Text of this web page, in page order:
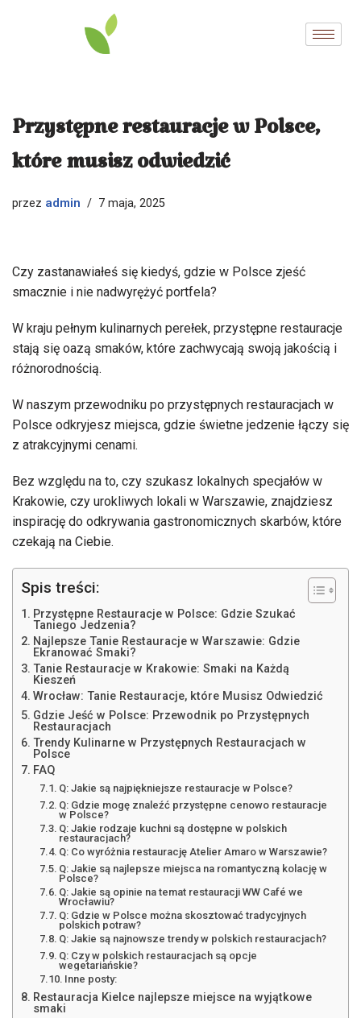
Przystępne restauracje w Polsce,
które musisz odwiedzić
przez admin 7 maja, 2025
Czy zastanawiałeś się kiedyś, gdzie w Polsce zjeść
smacznie i nie nadwyrężyć portfela?
W kraju pełnym kulinarnych perełek, przystępne restauracje
stają się oazą smaków, które zachwycają swoją jakością i
różnorodnością.
W naszym przewodniku po przystępnych restauracjach w
Polsce odkryjesz miejsca, gdzie świetne jedzenie łączy się
z atrakcyjnymi cenami.
Bez względu na to, czy szukasz lokalnych specjałów w
Krakowie, czy urokliwych lokali w Warszawie, znajdziesz
inspirację do odkrywania gastronomicznych skarbów, które
czekają na Ciebie.
Spis treści:
Przystępne Restauracje w Polsce: Gdzie Szukać
Taniego Jedzenia?
Najlepsze Tanie Restauracje w Warszawie: Gdzie
Ekranować Smaki?
Tanie Restauracje w Krakowie: Smaki na Każdą
Kieszeń
Wrocław: Tanie Restauracje, które Musisz Odwiedzić
Gdzie Jeść w Polsce: Przewodnik po Przystępnych
Restauracjach
Trendy Kulinarne w Przystępnych Restauracjach w
Polsce
FAQ
Q: Jakie są najpiękniejsze restauracje w Polsce?
Q: Gdzie mogę znaleźć przystępne cenowo restauracje
w Polsce?
Q: Jakie rodzaje kuchni są dostępne w polskich
restauracjach?
Q: Co wyróżnia restaurację Atelier Amaro w Warszawie?
Q: Jakie są najlepsze miejsca na romantyczną kolację w
Polsce?
Q: Jakie są opinie na temat restauracji WW Café we
Wrocławiu?
Q: Gdzie w Polsce można skosztować tradycyjnych
polskich potraw?
Q: Jakie są najnowsze trendy w polskich restauracjach?
Q: Czy w polskich restauracjach są opcje
wegetariańskie?
Inne posty:
Restauracja Kielce najlepsze miejsce na wyjątkowe
smaki